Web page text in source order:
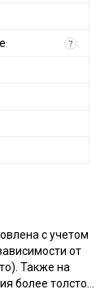
?
с учетом
от
Также на
более толстой